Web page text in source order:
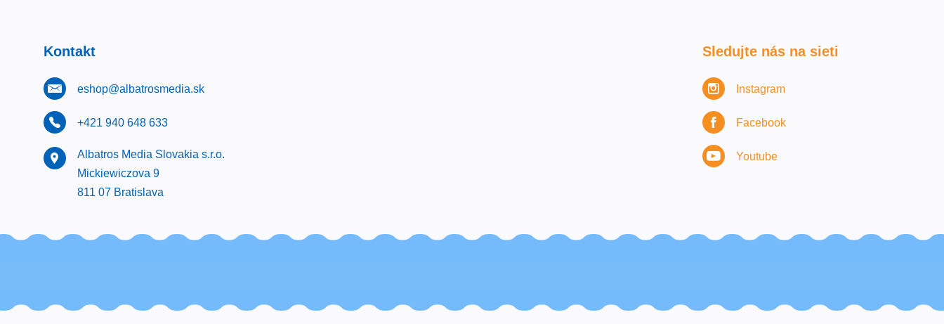
Kontakt
eshop@albatrosmedia.sk
+421 940 648 633
Albatros Media Slovakia s.r.o.
Mickiewiczova 9
811 07 Bratislava
Sledujte nás na sieti
Instagram
Facebook
Youtube